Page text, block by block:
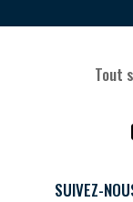
Tout
SUIVEZ-